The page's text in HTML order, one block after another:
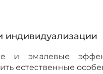
и эмалевые
естественные